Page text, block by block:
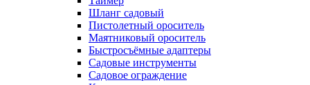
Шланг садовый
Пистолетный ороситель
Маятниковый ороситель
Быстросъёмные адаптеры
Садовые инструменты
Садовое ограждение